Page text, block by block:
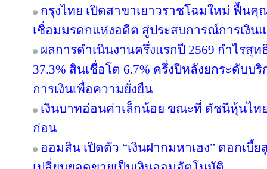
กรุงไทย เปิดสาขาเยาวราชโฉมใหม่ ฟื้น
เชื่อมมรดกแห่งอดีต สู่ประสบการณ์การเงิน
ผลการดำเนินงานครึ่งแรกปี 2569 กำไรสุท
37.3% สินเชื่อโต 6.7% ครึ่งปีหลังยกระดับบ
การเงินเพื่อความยั่งยืน
เงินบาทอ่อนค่าเล็กน้อย ขณะที่ ดัชนีหุ้นไท
ก่อน
ออมสิน เปิดตัว “เงินฝากมหาเฮง” ดอกเบี้